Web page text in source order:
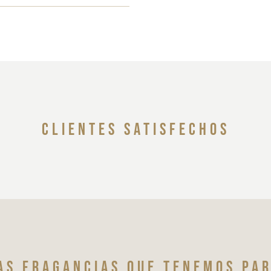
clientes satisfechos